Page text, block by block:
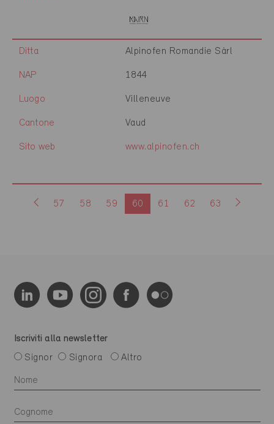
Ditta Alpinofen Romandie Sàrl
NAP 1844
Luogo Villeneuve
Cantone Vaud
Sito web www.alpinofen.ch
57 58 59 60 61 62 63
Iscriviti alla newsletter
Signor
Signora Altro